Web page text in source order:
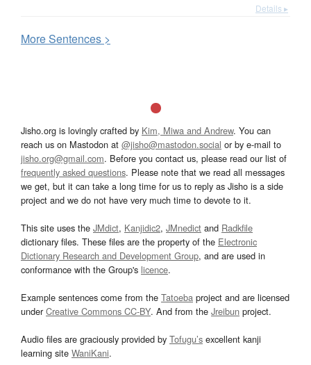
Details ▸
MoreSentences >
Jisho.org is lovingly crafted by Kim, Miwa and Andrew. You can
reach us on Mastodon at @jisho@mastodon.social or by e-mail to
jisho.org@gmail.com. Before you contact us, please read our list of
frequently asked questions. Please note that we read all messages
we get, but it can take a long time for us to reply as Jisho is a side
project and we do not have very much time to devote to it.
This site uses the JMdict, Kanjidic2, JMnedict and Radkfile
dictionary files. These files are the property of the Electronic
Dictionary Research and Development Group, and are used in
conformance with the Group's licence.
Example sentences come from the Tatoeba project and are licensed
underCreative Commons CC-BY. And from the Jreibun project.
Audio files are graciously provided by Tofugu’s excellent kanji
learning site WaniKani.